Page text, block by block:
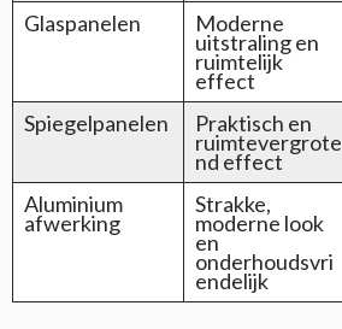
Glaspanelen Moderne
uitstraling en
ruimtelijk
effect
Spiegelpanelen Praktisch en
ruimtevergrote
nd effect
Aluminium
afwerking
Strakke,
moderne look
en
onderhoudsvri
endelijk